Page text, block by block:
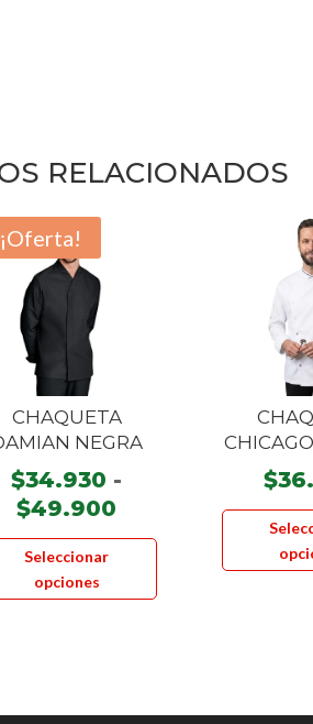
RELACIONADOS
¡Oferta!
CHAQUETA
NEGRA
$34.930 -
$49.900
de
desde
Seleccionar
opciones
Este
producto
tiene
$